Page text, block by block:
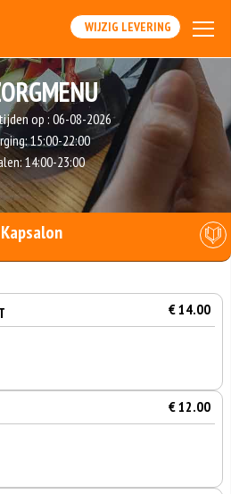
WIJZIG LEVERING
op : 06-08-2026
15:00-22:00
14:00-23:00
Kapsalon
€ 14.00
€ 12.00